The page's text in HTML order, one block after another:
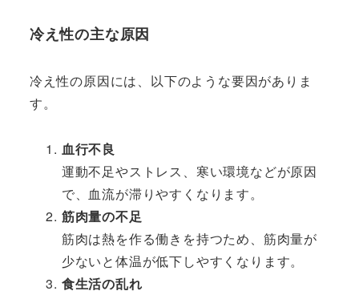
冷え性の主な原因
冷え性の原因には、以下のような要因がありま
す。
血行不良
運動不足やストレス、寒い環境などが原因
で、血流が滞りやすくなります。
筋肉量の不足
筋肉は熱を作る働きを持つため、筋肉量が
少ないと体温が低下しやすくなります。
食生活の乱れ